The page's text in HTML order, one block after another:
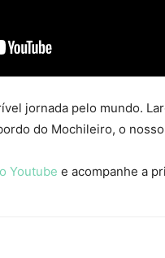
jornada pelo mundo.
do Mochileiro, o
Youtube e acompanhe a